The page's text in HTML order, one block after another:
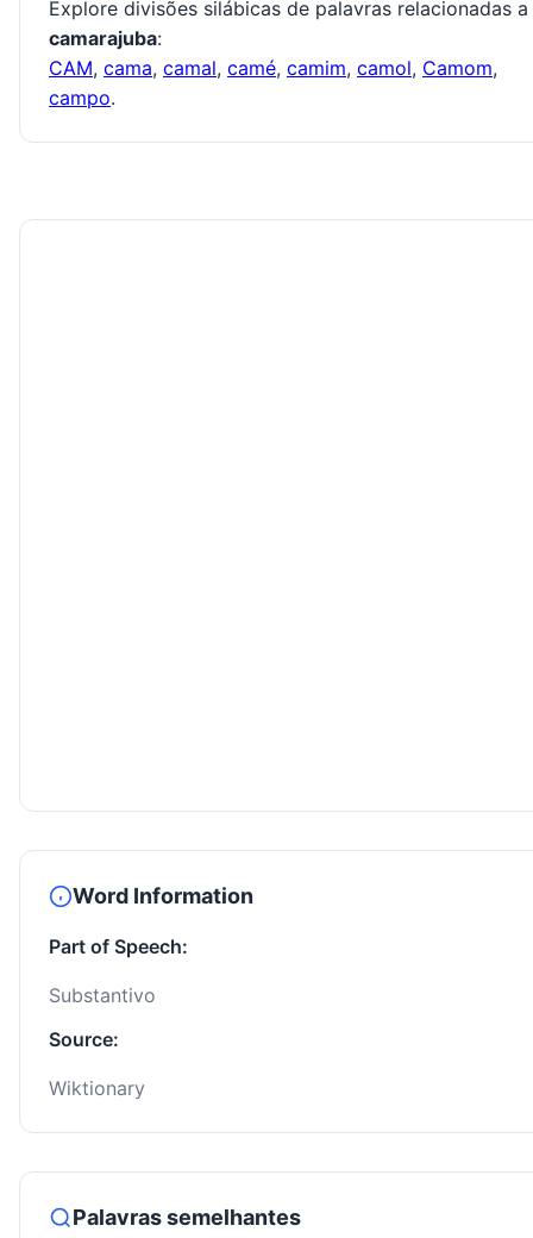
Explore divisões silábicas de palavras relacionadas a
camarajuba:
CAM, cama, camal, camé, camim, camol, Camom,
campo.
Word Information
Part of Speech:
Substantivo
Source:
Wiktionary
Palavras semelhantes